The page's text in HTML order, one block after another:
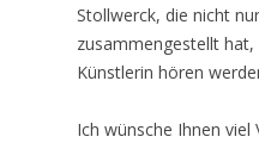
Stollwerck, die nicht
zusammengestellt
Künstlerin hören
Ich wünsche Ihnen viel